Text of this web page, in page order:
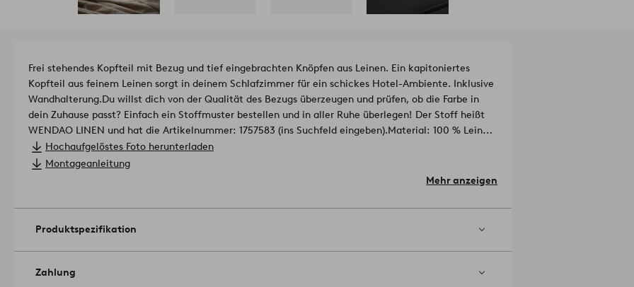
Frei stehendes Kopfteil mit Bezug und tief eingebrachten Knöpfen aus Leinen. Ein kapitoniertes
Kopfteil aus feinem Leinen sorgt in deinem Schlafzimmer für ein schickes Hotel-Ambiente. Inklusive
Wandhalterung.Du willst dich von der Qualität des Bezugs überzeugen und prüfen, ob die Farbe in
dein Zuhause passt? Einfach ein Stoffmuster bestellen und in aller Ruhe überlegen! Der Stoff heißt
WENDAO LINEN und hat die Artikelnummer: 1757583 (ins Suchfeld eingeben).Material: 100 % Leinen,
Holzkorpus und Schaumstoffpolsterung.
Größe: Breite 160 cm. Höhe 122 cm. Tiefe 10 cm.
Schlafzimmer optisch auf. Bei diesem Kopfteil ist keine Montage erforderlich ‒ einfach zwischen
Bett und Wand aufstellen.
Hochaufgelöstes Foto herunterladen
Montageanleitung
Mehr anzeigen
Produktspezifikation
Zahlung